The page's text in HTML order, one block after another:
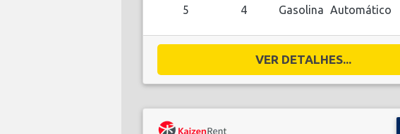
5 4 Gasolina Automático
VER DETALHES...